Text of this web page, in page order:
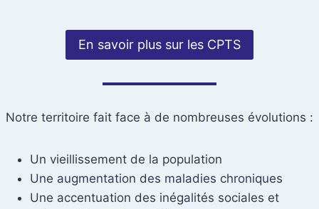
En savoir plus sur les CPTS
Notre territoire fait face à de nombreuses évolutions :
Un vieillissement de la population
Une augmentation des maladies chroniques
Une accentuation des inégalités sociales et